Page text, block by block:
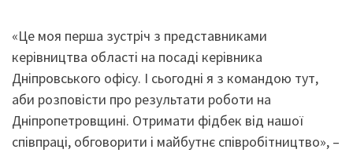
«Це моя перша зустріч з представниками
керівництва області на посаді керівника
Дніпровського офісу. І сьогодні я з командою тут,
аби розповісти про результати роботи на
Дніпропетровщині. Отримати фідбек від нашої
співпраці, обговорити і майбутнє співробітництво», –